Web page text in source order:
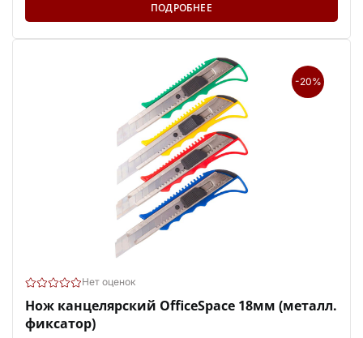
ПОДРОБНЕЕ
-20%
Нет оценок
Нож канцелярский OfficeSpace 18мм (металл.
фиксатор)